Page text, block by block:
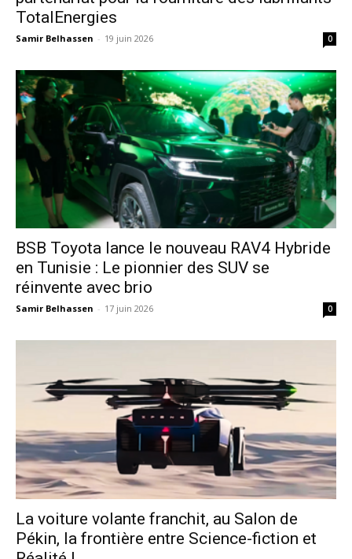
TotalEnergies
Samir Belhassen - 19 juin 2026 0
​BSB Toyota lance le nouveau RAV4 Hybride
en Tunisie : Le pionnier des SUV se
réinvente avec brio
Samir Belhassen - 17 juin 2026 0
La voiture volante franchit, au Salon de
Pékin, la frontière entre Science-fiction et